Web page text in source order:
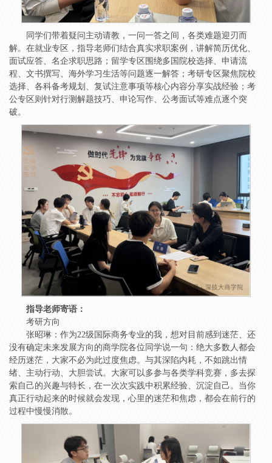
同学们带着疑问主动请教，一问一答之间，各类难题迎刃而
解。在就业专区，指导老师们结合真实求职案例，讲解简历优化、
面试应答、名企求职思路；留学专区围绕多国院校选择、申请流
程、文书撰写、海外学习生活等问题逐一解答；考研专区聚焦院校
选择、各科备考规划、复试注意事项等核心内容分享实战经验；考
公专区则针对行测解题技巧、申论写作、公考面试等难点逐个突
破。
指导老师寄语：
考研方向
张昭琳：作为22级国际商务专业的我，想对目前感到迷茫、还
没有确定未来发展方向的商学院各位同学说一句：绝大多数人都会
经历迷茫，大家不必为此过度焦虑。与其深陷内耗，不如跳出情
绪、主动行动、大胆尝试。大家可以多参与各类学科竞赛，多去探
索自己的兴趣与特长，在一次次实践中积累经验、沉淀自己。当你
真正行动起来的时候就会发现，心里的迷茫和焦虑，都会在前行的
过程中慢慢消散。